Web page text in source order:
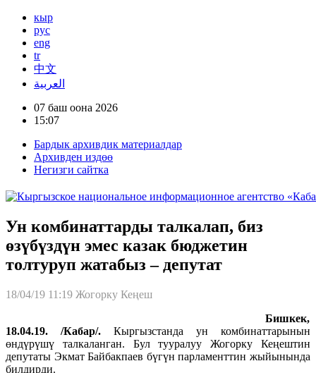
кыр
рус
eng
tr
中文
العربية
07 баш оона 2026
15:07
Бардык архивдик материалдар
Архивден издөө
Негизги сайтка
Ун комбинаттарды талкалап, биз
өзүбүздүн эмес казак бюджетин
толтуруп жатабыз – депутат
18/04/19 11:19 Жогорку Кеңеш
Бишкек,
18.04.19. /Кабар/. Кыргызстанда ун комбинаттарынын
өндүрүшү талкаланган. Бул тууралуу Жогорку Кеңештин
депутаты Экмат Байбакпаев бүгүн парламенттин жыйынында
билдирди.